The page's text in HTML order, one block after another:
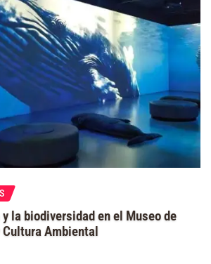
la biodiversidad en el Museo de
Ambiental